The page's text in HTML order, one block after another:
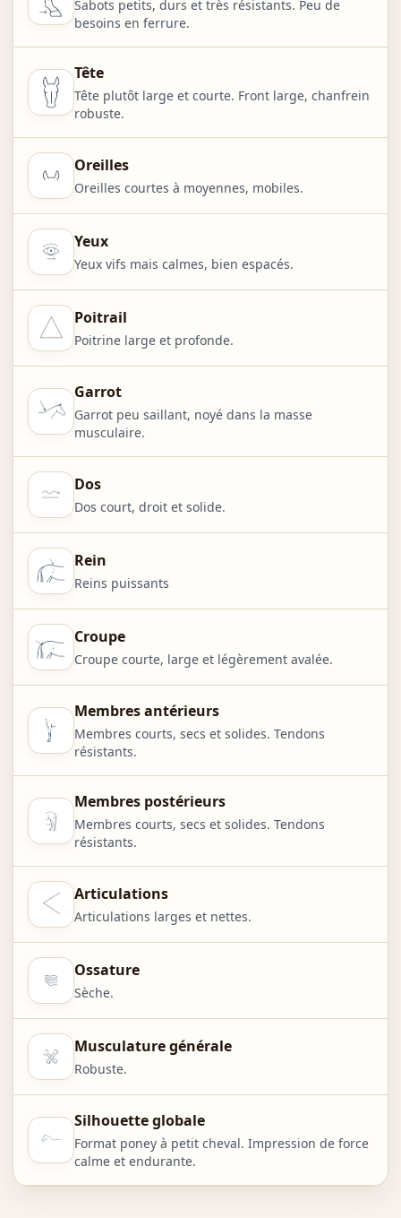
Sabots petits, durs et très résistants. Peu de
besoins en ferrure.
Tête
Tête plutôt large et courte. Front large, chanfrein
robuste.
Oreilles
Oreilles courtes à moyennes, mobiles.
Yeux
Yeux vifs mais calmes, bien espacés.
Poitrail
Poitrine large et profonde.
Garrot
Garrot peu saillant, noyé dans la masse
musculaire.
Dos
Dos court, droit et solide.
Rein
Reins puissants
Croupe
Croupe courte, large et légèrement avalée.
Membres antérieurs
Membres courts, secs et solides. Tendons
résistants.
Membres postérieurs
Membres courts, secs et solides. Tendons
résistants.
Articulations
Articulations larges et nettes.
Ossature
Sèche.
Musculature générale
Robuste.
Silhouette globale
Format poney à petit cheval. Impression de force
calme et endurante.